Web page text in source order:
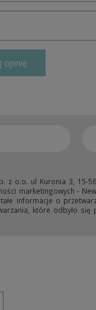
opinię
o.o. ul Kuronia 3, 15-
marketingowych -
informacje o
które odbyło się